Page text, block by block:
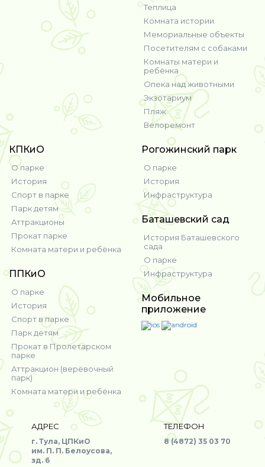
Теплица
Комната истории
Мемориальные объекты
Посетителям с собаками
Комнаты матери и
ребёнка
Опека над животными
Экзотариум
Пляж
Велоремонт
КПКиО
О парке
История
Спорт в парке
Парк детям
Аттракционы
Прокат парке
Комната матери и ребёнка
ППКиО
О парке
История
Спорт в парке
Парк детям
Прокат в Пролетарском
парке
Аттракцион (верёвочный
парк)
Комната матери и ребёнка
Рогожинский парк
О парке
История
Инфраструктура
Баташевский сад
История Баташевского
сада
О парке
Инфраструктура
Мобильное
приложение
АДРЕС
г. Тула, ЦПКиО
им. П. П. Белоусова,
зд. 6
ТЕЛЕФОН
8 (4872) 35 03 70